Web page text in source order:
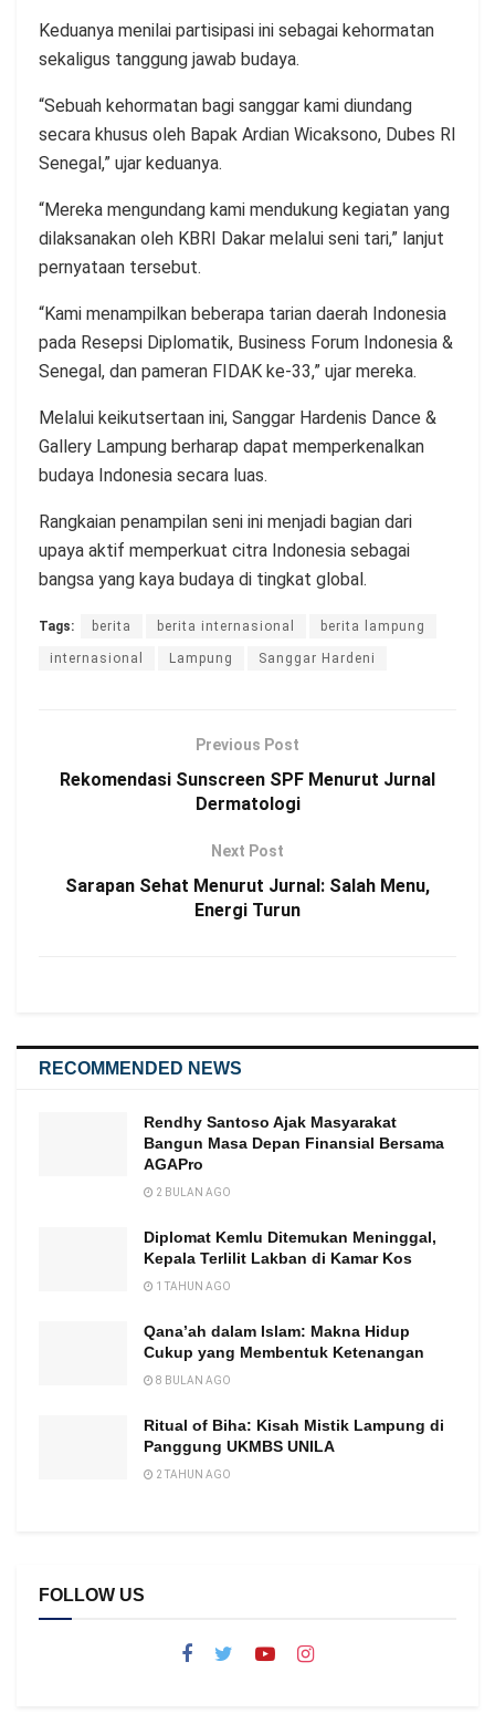
Keduanya menilai partisipasi ini sebagai kehormatan
sekaligus tanggung jawab budaya.
“Sebuah kehormatan bagi sanggar kami diundang
secara khusus oleh Bapak Ardian Wicaksono, Dubes RI
Senegal,” ujar keduanya.
“Mereka mengundang kami mendukung kegiatan yang
dilaksanakan oleh KBRI Dakar melalui seni tari,” lanjut
pernyataan tersebut.
“Kami menampilkan beberapa tarian daerah Indonesia
pada Resepsi Diplomatik, Business Forum Indonesia &
Senegal, dan pameran FIDAK ke-33,” ujar mereka.
Melalui keikutsertaan ini, Sanggar Hardenis Dance &
Gallery Lampung berharap dapat memperkenalkan
budaya Indonesia secara luas.
Rangkaian penampilan seni ini menjadi bagian dari
upaya aktif memperkuat citra Indonesia sebagai
bangsa yang kaya budaya di tingkat global.
Tags: berita berita internasional berita lampung
internasional Lampung Sanggar Hardeni
Previous Post
Rekomendasi Sunscreen SPF Menurut Jurnal
Dermatologi
Next Post
Sarapan Sehat Menurut Jurnal: Salah Menu,
Energi Turun
RECOMMENDED NEWS
Rendhy Santoso Ajak Masyarakat
Bangun Masa Depan Finansial Bersama
AGAPro
2 BULAN AGO
Diplomat Kemlu Ditemukan Meninggal,
Kepala Terlilit Lakban di Kamar Kos
1 TAHUN AGO
Qana’ah dalam Islam: Makna Hidup
Cukup yang Membentuk Ketenangan
8 BULAN AGO
Ritual of Biha: Kisah Mistik Lampung di
Panggung UKMBS UNILA
2 TAHUN AGO
FOLLOW US